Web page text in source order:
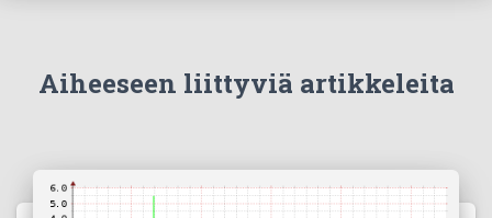
Aiheeseen liittyviä artikkeleita